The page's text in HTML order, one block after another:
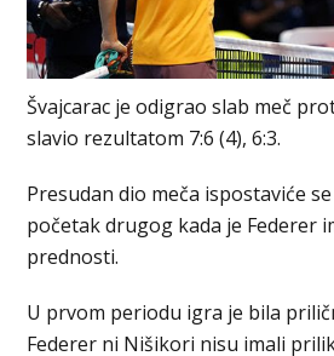
Švajcarac je odigrao slab meč
slavio rezultatom 7:6 (4), 6:3.
Presudan dio meča ispostaviće
početak drugog kada je Federer
prednosti.
U prvom periodu igra je bila
Federer ni Nišikori nisu imali